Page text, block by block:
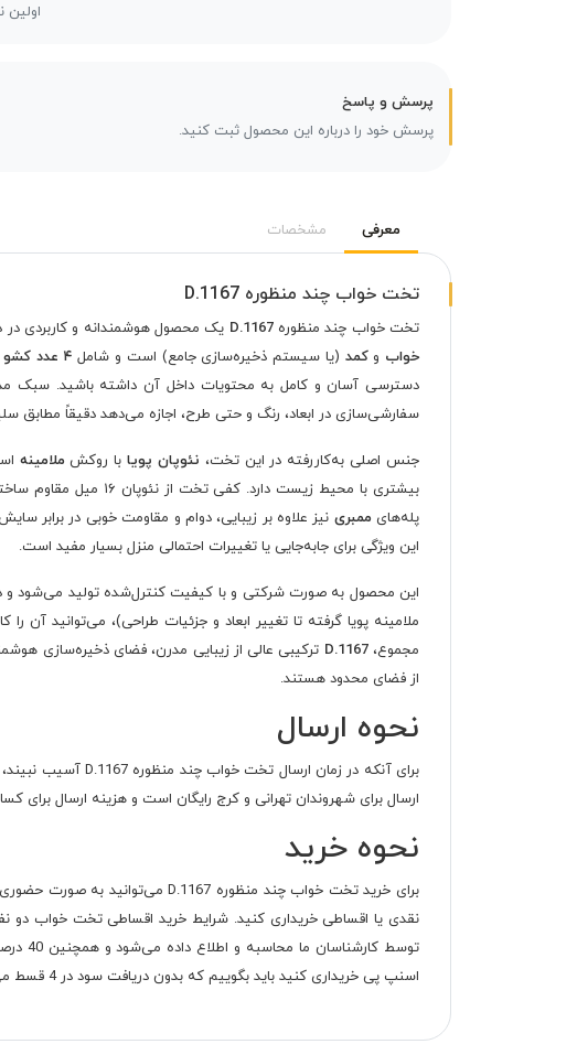
پرسش و پاسخ
پرسش خود را درباره این محصول ثبت کنید.
معرفی مشخصات
تخت خواب چند منظوره D.1167
تخت خواب چند منظورهD.1167 یک محصول هوشمندانه و کاربردی
خواب وکمد (یا سیستم ذخیره‌سازی جامع) است و شامل ۴ عدد کشو
دسترسی آسان و کامل به محتویات داخل آن داشته باشید. سبک
سفارشی‌سازی در ابعاد، رنگ و حتی طرح، اجازه می‌دهد دقیقاً مطابق
جنس اصلی به‌کاررفته در این تخت، نئوپان پویابا روکش ملامینه
بیشتری با محیط زیست دارد. کفی تخت از نئوپان ۱۶ میل مقاوم ساخته شده و برای افزایش استحکام،
پله‌های ممبری نیز علاوه بر زیبایی، دوام و مقاومت خوبی در برابر
این ویژگی برای جابه‌جایی یا تغییرات احتمالی منزل بسیار مفید است.
این محصول به صورت شرکتی و با کیفیت کنترل‌شده تولید می‌شود و
ملامینه پویا گرفته تا تغییر ابعاد و جزئیات طراحی)، می‌توانید آن
مجموع،D.1167 ترکیبی عالی از زیبایی مدرن، فضای ذخیره‌سازی
از فضای محدود هستند.
نحوه ارسال
برای آنکه در زمان ارسال تخت خواب چند منظوره D.1167
ارسال برای شهروندان تهرانی و کرج رایگان است و هزینه ارسال
نحوه خرید
برای خریدتخت خواب چند منظوره D.1167
می‌توانید به صورت حضوری
توسط کارشناسان ما محاسبه و اطلاع داده می‌شود و همچنین 40 درصد از کل مبلغ محصول به عنوان پیش‌پرداخت از شما دریافت می‌شود. اگر هم قصد دارید
اسنپ پی خریداری کنید باید بگوییم که بدون دریافت سود در 4 قسط می‌توانید کل مبلغ را بپردازید.